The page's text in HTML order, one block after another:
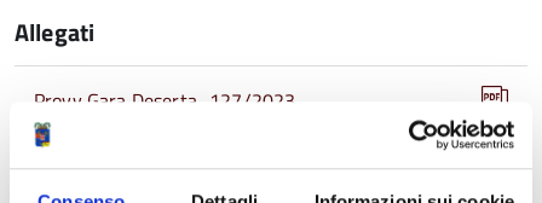
Allegati
Provv Gara Deserta_127/2023
BANDO Riscossione UTM 2023 26